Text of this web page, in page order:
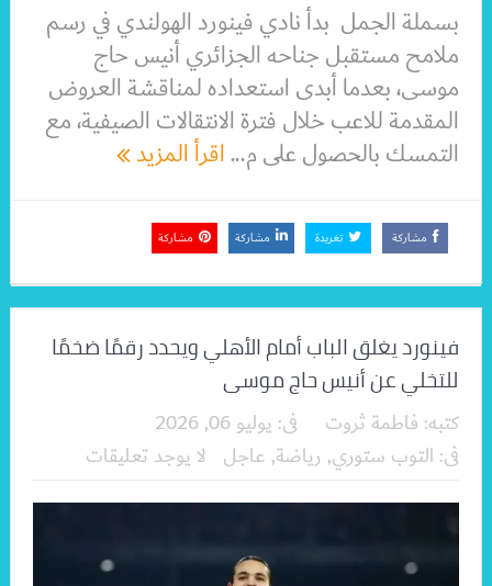
بسملة الجمل بدأ نادي فينورد الهولندي في رسم
ملامح مستقبل جناحه الجزائري أنيس حاج
موسى، بعدما أبدى استعداده لمناقشة العروض
المقدمة للاعب خلال فترة الانتقالات الصيفية، مع
التمسك بالحصول على م...اقرأ المزيد
مشاركة تغريدة مشاركة مشاركة
فينورد يغلق الباب أمام الأهلي ويحدد رقمًا ضخمًا
للتخلي عن أنيس حاج موسى
كتبه: فاطمة ثروت فى: يوليو 06, 2026
فى: التوب ستوري, رياضة, عاجل لا يوجد تعليقات